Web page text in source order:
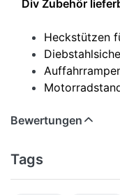
Div Zubehör
Heckstützen
Bewertungen
Tags